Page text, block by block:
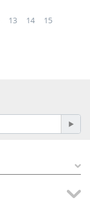
13 14 15